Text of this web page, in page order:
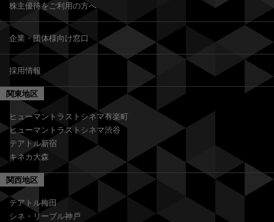
株主優待をご利用の方へ
企業・団体様向け窓口
採用情報
関東地区
ヒューマントラストシネマ有楽町
ヒューマントラストシネマ渋谷
テアトル新宿
キネカ大森
関西地区
テアトル梅田
シネ・リーブル神戸